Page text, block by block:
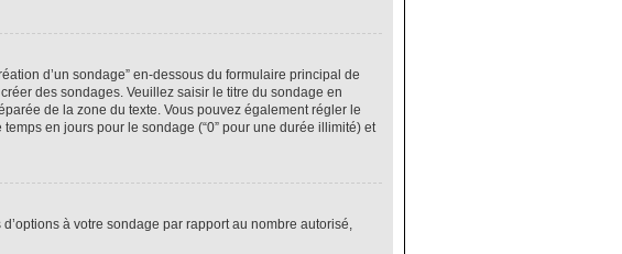
d’un sondage” en-dessous du formulaire principal de
des sondages. Veuillez saisir le titre du sondage en
de la zone du texte. Vous pouvez également régler le
en jours pour le sondage (“0” pour une durée illimité) et
à votre sondage par rapport au nombre autorisé,